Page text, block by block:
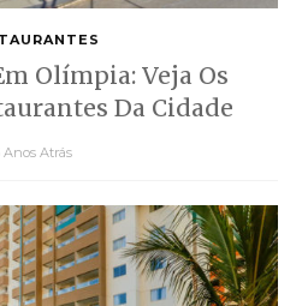
Olímpia: Veja Os
Da Cidade
Anos Atrás